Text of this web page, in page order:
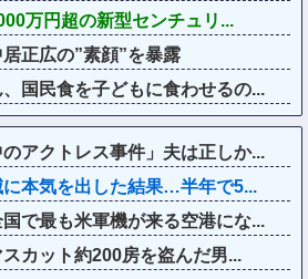
万円超の新型センチュリ...
正広の”素顔”を暴露
、国民食を子どもに食わせるの...
のアクトレス事件」夫は正しか...
本気を出した結果…半年で5...
国で最も米軍機が来る空港にな...
カット約200房を盗んだ男...